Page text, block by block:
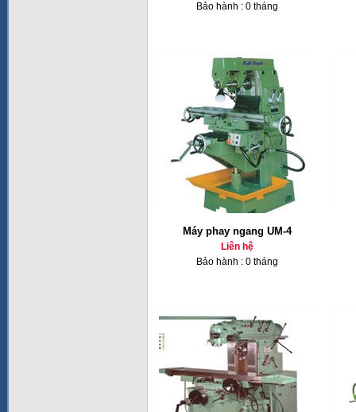
Bảo hành : 0 tháng
Máy phay ngang UM-4
Liên hệ
Bảo hành : 0 tháng